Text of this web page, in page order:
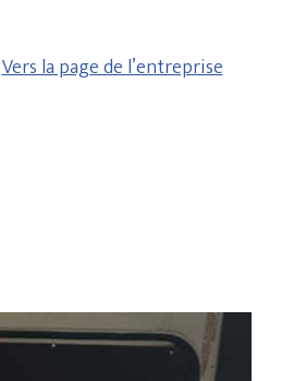
Vers la page de l’entreprise